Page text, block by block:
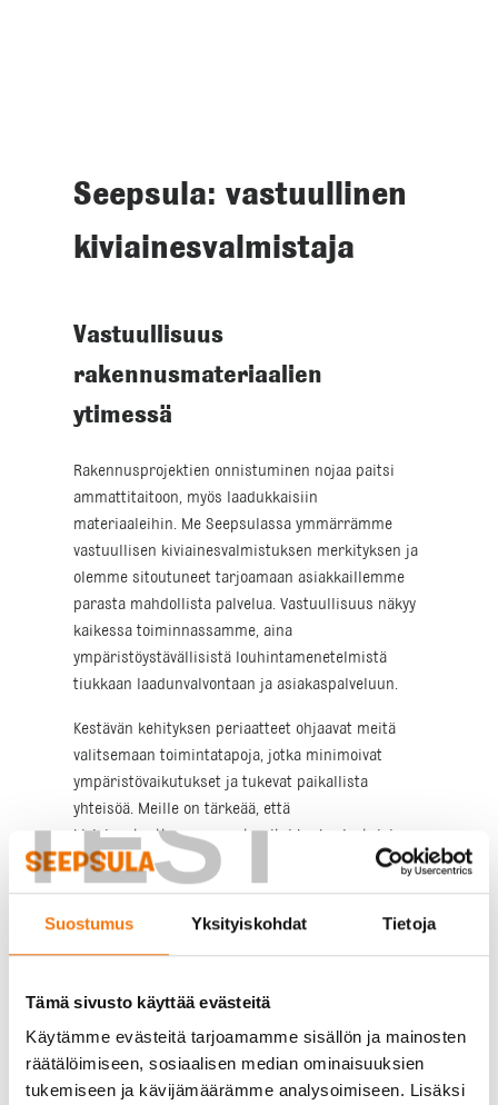
TEST
Suostumus Yksityiskohdat Tietoja
Tämä sivusto käyttää evästeitä
Käytämme evästeitä tarjoamamme sisällön ja mainosten
räätälöimiseen, sosiaalisen median ominaisuuksien
tukemiseen ja kävijämäärämme analysoimiseen. Lisäksi
Seepsula: vastuullinen
kiviainesvalmistaja
Vastuullisuus
rakennusmateriaalien
ytimessä
Rakennusprojektien onnistuminen nojaa paitsi
ammattitaitoon, myös laadukkaisiin
materiaaleihin. Me Seepsulassa ymmärrämme
vastuullisen kiviainesvalmistuksen merkityksen ja
olemme sitoutuneet tarjoamaan asiakkaillemme
parasta mahdollista palvelua. Vastuullisuus näkyy
kaikessa toiminnassamme, aina
ympäristöystävällisistä louhintamenetelmistä
tiukkaan laadunvalvontaan ja asiakaspalveluun.
Kestävän kehityksen periaatteet ohjaavat meitä
valitsemaan toimintatapoja, jotka minimoivat
ympäristövaikutukset ja tukevat paikallista
yhteisöä. Meille on tärkeää, että
kiviainestuotteemme ovat paitsi korkealaatuisia,
myös tuotettu vastuullisesti. Tämä tarkoittaa
jatkuvaa panostusta prosessiemme kehittämiseen
ja ympäristövaikutusten seurantaan.
nopealla toimituksella
Rakennusalan ammattilaisena tiedät, että
aikataulut ovat tiukkoja ja materiaalien on oltava